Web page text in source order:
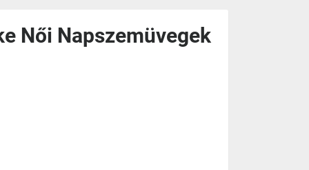
Női Napszemüvegek